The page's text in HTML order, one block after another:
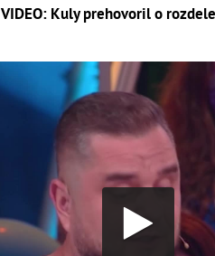
VIDEO: Kuly prehovoril o